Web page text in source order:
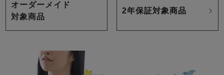
オーダーメイド
対象商品
2年保証対象商品